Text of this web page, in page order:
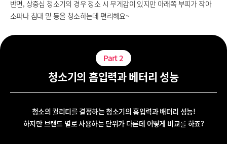
반면, 상중심 청소기의 경우 청소 시 무게감이 있지만 아래쪽 부피가 작아
소파나 침대 밑 등을 청소하는데 편리해요~
Part2
청소기의 흡입력과 베터리 성능
청소의 퀄리티를 결정하는 청소기의 흡입력과 배터리 성능!
하지만 브랜드 별로 사용하는 단위가 다른데 어떻게 비교를 하죠?